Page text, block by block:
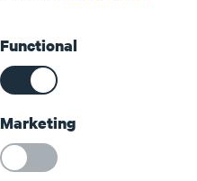
Functional
Marketing